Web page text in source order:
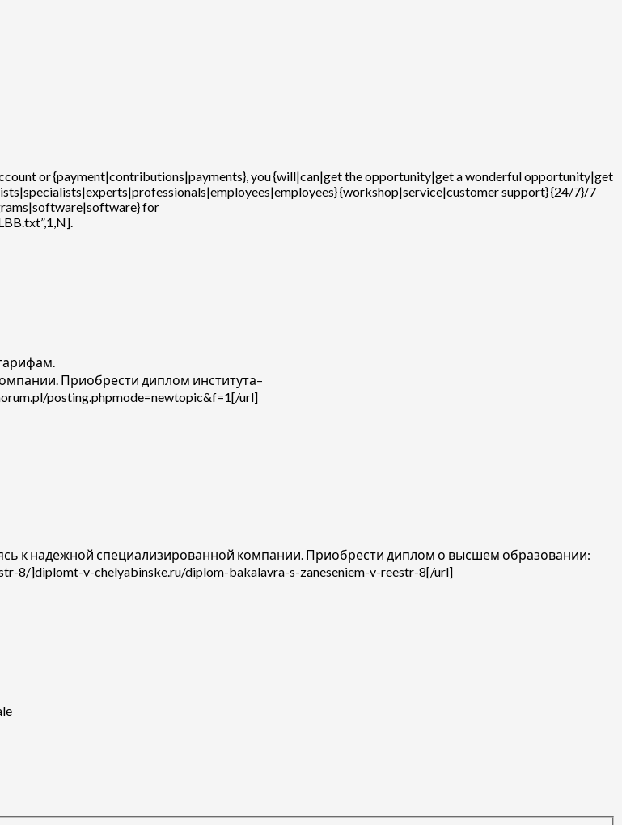
or {payment|contributions|payments}, you {will|can|get the opportunity|get a wonderful opportunity|get
{workshop|service|customer support} {24/7}/7
for
Приобрести диплом института–
posting.phpmode=newtopic&f=1[/url]
к надежной специализированной компании. Приобрести диплом о высшем образовании:
8/]diplomt-v-chelyabinske.ru/diplom-bakalavra-s-zaneseniem-v-reestr-8[/url]